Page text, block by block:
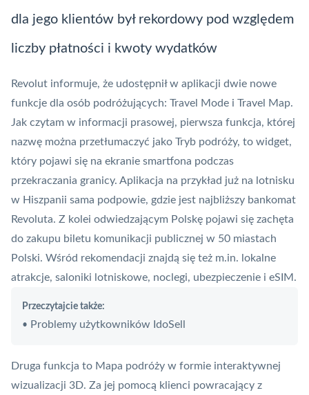
dla jego klientów był rekordowy pod względem
liczby płatności i kwoty wydatków
Revolut informuje, że udostępnił w aplikacji dwie nowe
funkcje dla osób podróżujących: Travel Mode i Travel Map.
Jak czytam w informacji prasowej, pierwsza funkcja, której
nazwę można przetłumaczyć jako Tryb podróży, to widget,
który pojawi się na ekranie smartfona podczas
przekraczania granicy. Aplikacja na przykład już na lotnisku
w Hiszpanii sama podpowie, gdzie jest najbliższy bankomat
Revoluta. Z kolei odwiedzającym Polskę pojawi się zachęta
do zakupu biletu komunikacji publicznej w 50 miastach
Polski. Wśród rekomendacji znajdą się też m.in. lokalne
atrakcje, saloniki lotniskowe, noclegi, ubezpieczenie i eSIM.
Przeczytajcie także:
• Problemy użytkowników IdoSell
Druga funkcja to Mapa podróży w formie interaktywnej
wizualizacji 3D. Za jej pomocą klienci powracający z